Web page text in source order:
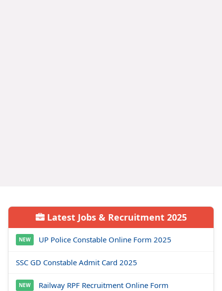
Latest Jobs & Recruitment 2025
NEW UP Police Constable Online Form 2025
SSC GD Constable Admit Card 2025
NEW Railway RPF Recruitment Online Form